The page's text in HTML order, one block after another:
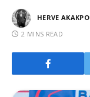
HERVE AKAKPO
2 MINS READ